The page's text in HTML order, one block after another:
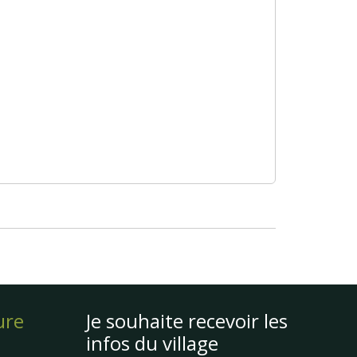
Je souhaite recevoir les
infos du village